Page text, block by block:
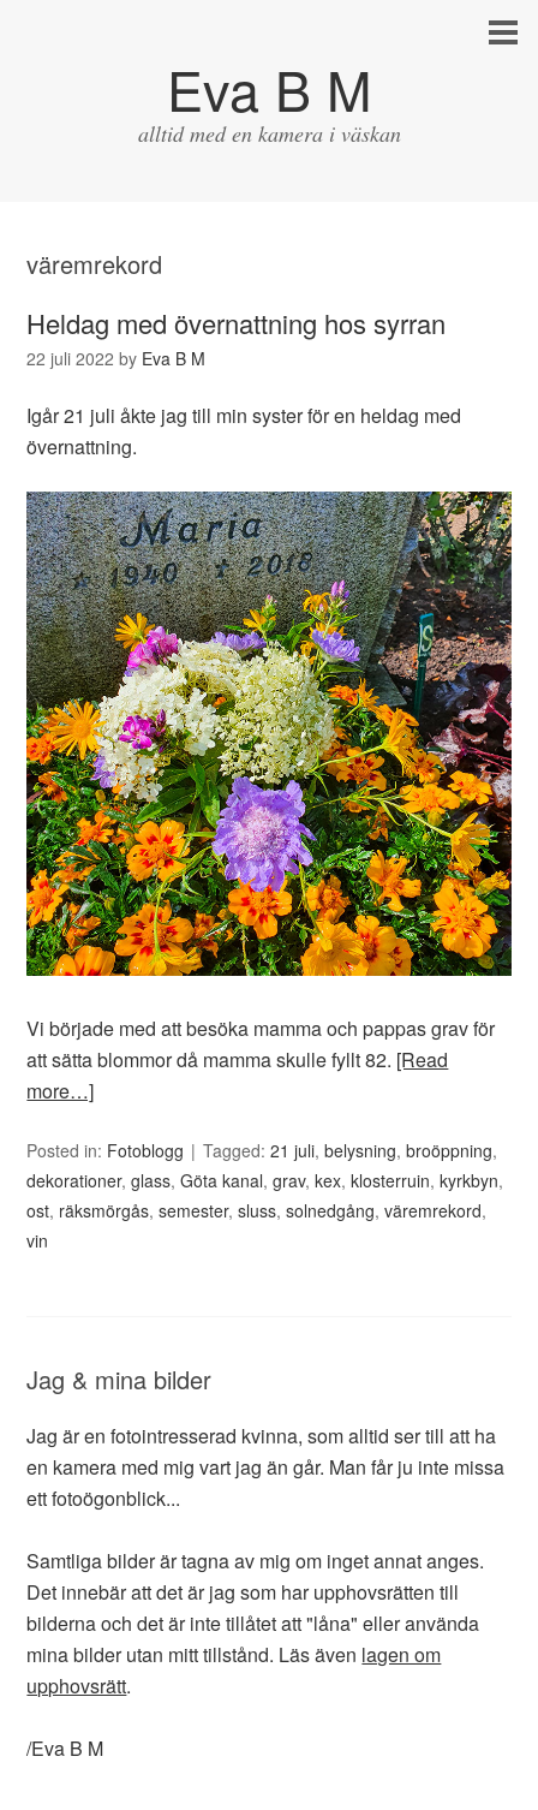
Eva B M
alltid med en kamera i väskan
väremrekord
Heldag med övernattning hos syrran
22 juli 2022 by Eva B M
Igår 21 juli åkte jag till min syster för en heldag med
övernattning.
Vi började med att besöka mamma och pappas grav för
att sätta blommor då mamma skulle fyllt 82. [Read
more…]
Posted in: Fotoblogg Tagged:21 juli,belysning,broöppning,
dekorationer,glass,Göta kanal,grav,kex,klosterruin,kyrkbyn,
ost, räksmörgås,semester,sluss,solnedgång,väremrekord,
vin
Jag & mina bilder
Jag är en fotointresserad kvinna, som alltid ser till att ha
en kamera med mig vart jag än går. Man får ju inte missa
ett fotoögonblick...
Samtliga bilder är tagna av mig om inget annat anges.
Det innebär att det är jag som har upphovsrätten till
bilderna och det är inte tillåtet att "låna" eller använda
mina bilder utan mitt tillstånd. Läs även lagen om
upphovsrätt.
/Eva B M